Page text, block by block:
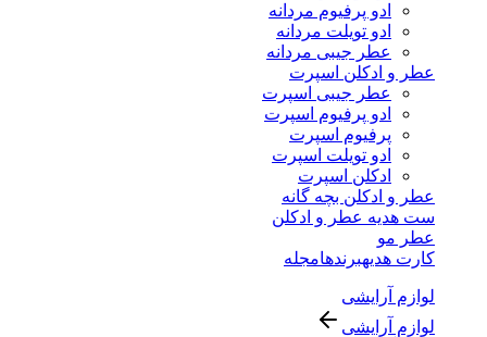
ادو پرفیوم مردانه
ادو تویلت مردانه
عطر جیبی مردانه
عطر و ادکلن اسپرت
عطر جیبی اسپرت
ادو پرفیوم اسپرت
پرفیوم اسپرت
ادو تویلت اسپرت
ادکلن اسپرت
عطر و ادکلن بچه گانه
ست هدیه عطر و ادکلن
عطر مو
کارت هدیهبرندهامجله
لوازم آرایشی
لوازم آرایشی